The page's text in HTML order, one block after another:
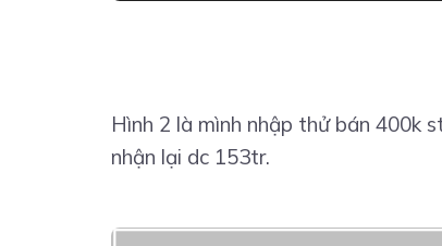
Hình 2 là mình nhập thử bán 400k
nhận lại dc 153tr.